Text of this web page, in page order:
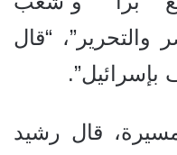
“قال
بإسرائيل”.
قال رشيد